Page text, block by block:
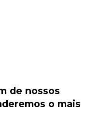
de nossos
o mais